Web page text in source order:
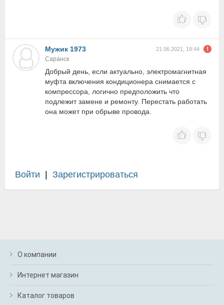
Мужик 1973 21.06.2021, 19:44
Саранск
Добрый день, если актуально, электромагнитная
муфта включения кондиционера снимается с
компрессора, логично предположить что
подлежит замене и ремонту. Перестать работать
она может при обрыве провода.
Войти Зарегистрироваться
О компании
Интернет магазин
Каталог товаров